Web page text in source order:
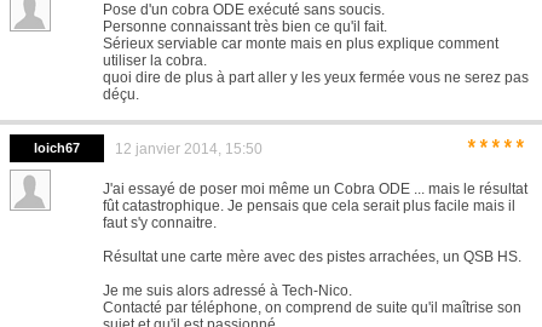
Pose d'un cobra ODE exécuté sans soucis.
Personne connaissant très bien ce qu'il fait.
Sérieux serviable car monte mais en plus explique comment
utiliser la cobra.
quoi dire de plus à part aller y les yeux fermée vous ne serez pas
déçu.
loich67 12 janvier 2014, 15:50 *****
J'ai essayé de poser moi même un Cobra ODE ... mais le résultat
fût catastrophique. Je pensais que cela serait plus facile mais il
faut s'y connaitre.
Résultat une carte mère avec des pistes arrachées, un QSB HS.
Je me suis alors adressé à Tech-Nico.
Contacté par téléphone, on comprend de suite qu'il maîtrise son